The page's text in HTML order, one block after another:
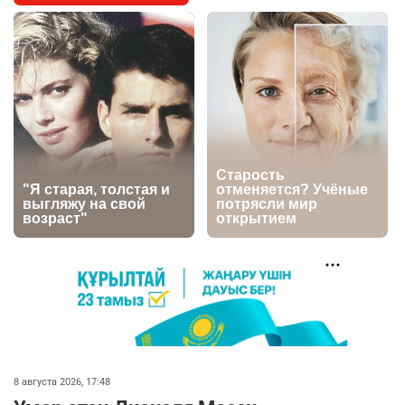
Казахстане продолжают расти цены на
баранину и конину
2682
5
⚠️ Доброе утро, друзья! Предлагаем обзор
главных новостей за 4 августа
2794 0 1
6
🗣Глава государства направил телеграмму
соболезнования родным и близким Халық
қаһарманы Ивана Гапича
2773 2 42
🇫🇷 Клуб ПСЖ объявил об открытии своей
футбольной академии в Астане
2 40
автокредиты за вознаграждение
8 августа 2026, 17:48